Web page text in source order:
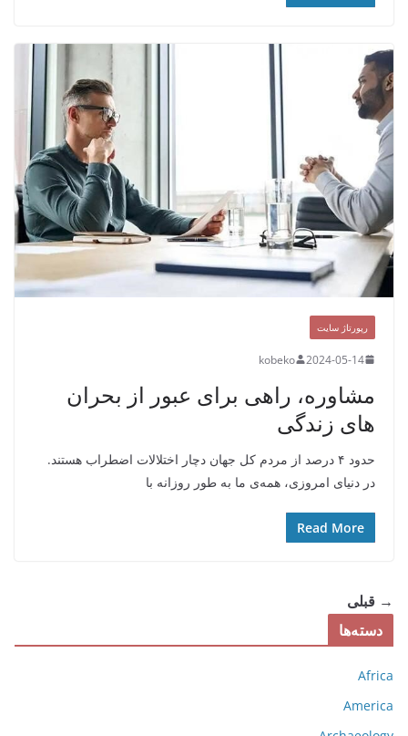
رپورتاژ سایت
2024-05-14
kobeko
مشاوره، راهی برای عبور از بحران
های زندگی
حدود ۴ درصد از مردم کل جهان دچار اختلالات اضطراب هستند.
در دنیای امروزی، همه‌ی ما به طور روزانه با
Read More
→ قبلی
دسته‌ها
Africa
America